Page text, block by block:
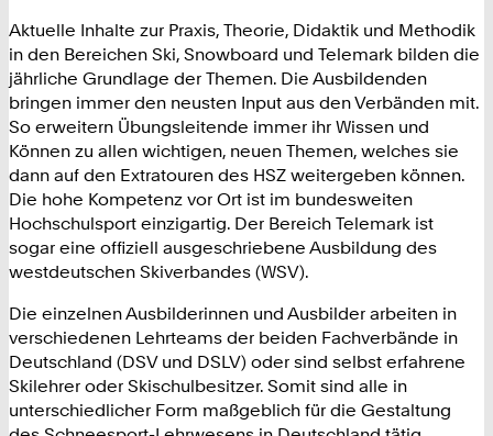
Aktuelle Inhalte zur Praxis, Theorie, Didaktik und Methodik
in den Bereichen Ski, Snowboard und Telemark bilden die
jährliche Grundlage der Themen. Die Ausbildenden
bringen immer den neusten Input aus den Verbänden mit.
So erweitern Übungsleitende immer ihr Wissen und
Können zu allen wichtigen, neuen Themen, welches sie
dann auf den Extratouren des HSZ weitergeben können.
Die hohe Kompetenz vor Ort ist im bundesweiten
Hochschulsport einzigartig. Der Bereich Telemark ist
sogar eine offiziell ausgeschriebene Ausbildung des
westdeutschen Skiverbandes (WSV).
Die einzelnen Ausbilderinnen und Ausbilder arbeiten in
verschiedenen Lehrteams der beiden Fachverbände in
Deutschland (DSV und DSLV) oder sind selbst erfahrene
Skilehrer oder Skischulbesitzer. Somit sind alle in
unterschiedlicher Form maßgeblich für die Gestaltung